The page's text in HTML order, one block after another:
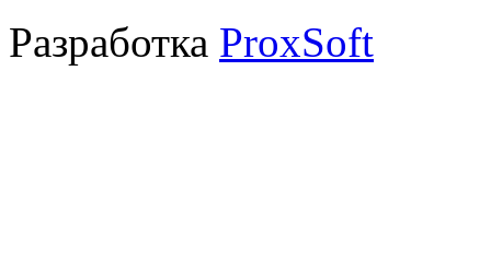
Разработка ProxSoft